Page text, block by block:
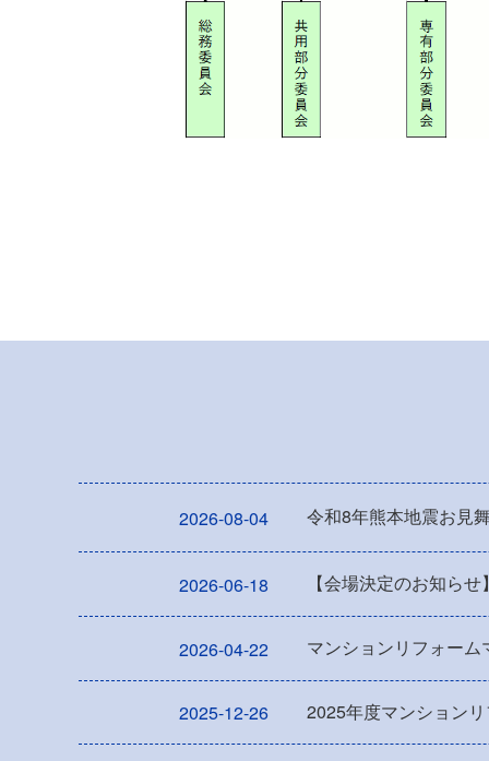
2026-08-04 令和8年熊本地震お見
2026-06-18 【会場決定のお知ら
2026-04-22 マンションリフォー
2025-12-26 2025年度マンション